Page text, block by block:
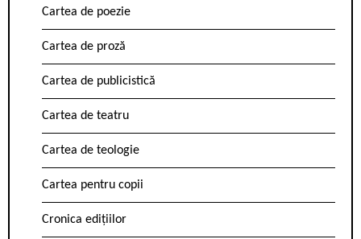
Cartea de poezie
Cartea de proză
Cartea de publicistică
Cartea de teatru
Cartea de teologie
Cartea pentru copii
Cronica edițiilor